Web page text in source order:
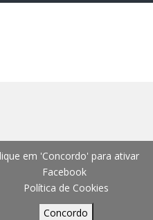
em 'Concordo' para ativar
Facebook
Política de Cookies
Concordo